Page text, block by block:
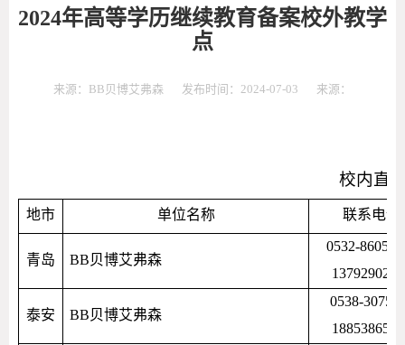
2024年高等学历继续教育备案校外教学
点
来源：BB贝博艾弗森 发布时间：2024-07-03 来源：
校内直
地市 单位名称 联系电话
青岛 BB贝博艾弗森
0532-
泰安 BB贝博艾弗森
0538-